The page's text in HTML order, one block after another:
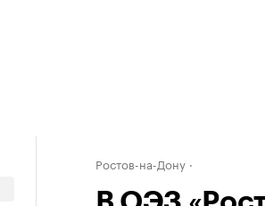
Ростов-на-Дону